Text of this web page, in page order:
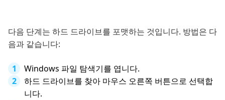
다음 단계는 하드 드라이브를 포맷하는 것입니다. 방법은 다
음과 같습니다:
Windows 파일 탐색기를 엽니다.
하드 드라이브를 찾아 마우스 오른쪽 버튼으로 선택합
니다.